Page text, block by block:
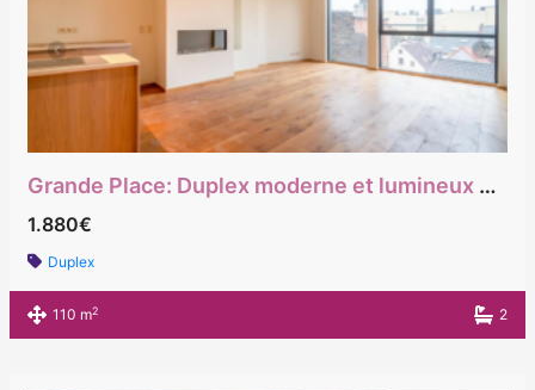
Grande Place: Duplex moderne et lumineux 3 chambres
1.880€
Duplex
110 m2 2